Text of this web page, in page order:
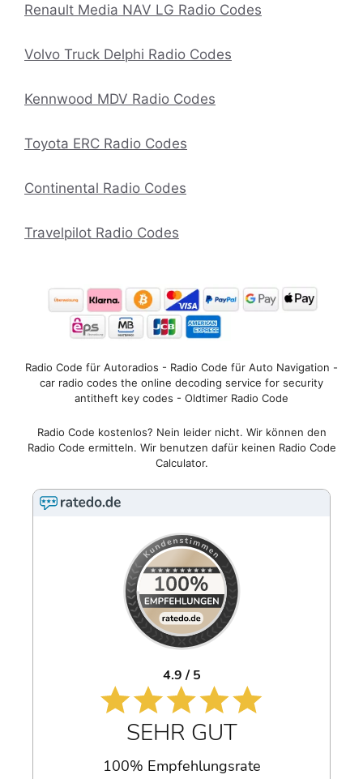
Renault Media NAV LG Radio Codes
Volvo Truck Delphi Radio Codes
Kennwood MDV Radio Codes
Toyota ERC Radio Codes
Continental Radio Codes
Travelpilot Radio Codes
Radio Code für Autoradios - Radio Code für Auto Navigation -
car radio codes the online decoding service for security
antitheft key codes - Oldtimer Radio Code
Radio Code kostenlos? Nein leider nicht. Wir können den
Radio Code ermitteln. Wir benutzen dafür keinen Radio Code
Calculator.
4.9 / 5
SEHR GUT
100% Empfehlungsrate